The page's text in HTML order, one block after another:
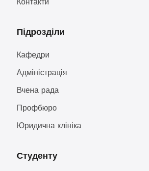
Підрозділи
Кафедри
Адміністрація
Вчена рада
Профбюро
Юридична клініка
Студенту